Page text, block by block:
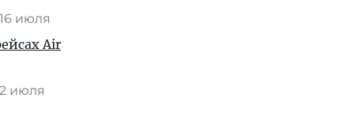
16 июля
Air
2 июля